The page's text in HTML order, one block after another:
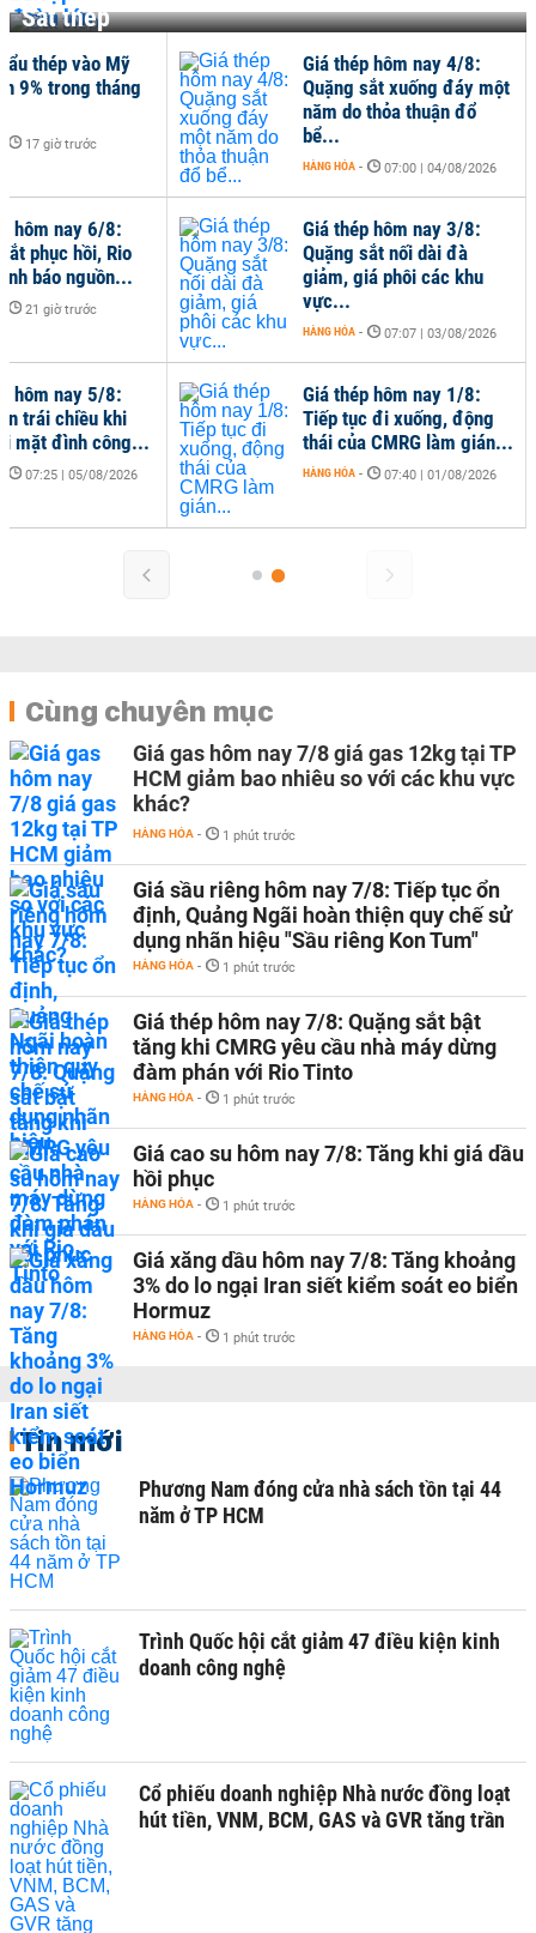
Sắt thép
thép vào Mỹ
9% trong tháng
17 giờ trước
hôm nay 6/8:
phục hồi, Rio
báo nguồn...
21 giờ trước
hôm nay 5/8:
trái chiều khi
mặt đình công...
07:25 | 05/08/2026
Giá thép hôm nay 4/8:
Quặng sắt xuống đáy một
năm do thỏa thuận đổ
bể...
HÀNG HÓA - 07:00 | 04/08/2026
Giá thép hôm nay 3/8:
Quặng sắt nối dài đà
giảm, giá phôi các khu
vực...
HÀNG HÓA - 07:07 | 03/08/2026
Giá thép hôm nay 1/8:
Tiếp tục đi xuống, động
thái của CMRG làm gián...
HÀNG HÓA - 07:40 | 01/08/2026
Cùng chuyên mục
Giá gas hôm nay 7/8 giá gas 12kg tại TP
HCM giảm bao nhiêu so với các khu vực
khác?
HÀNG HÓA - 1 phút trước
Giá sầu riêng hôm nay 7/8: Tiếp tục ổn
định, Quảng Ngãi hoàn thiện quy chế sử
dụng nhãn hiệu "Sầu riêng Kon Tum"
HÀNG HÓA - 1 phút trước
Giá thép hôm nay 7/8: Quặng sắt bật
tăng khi CMRG yêu cầu nhà máy dừng
đàm phán với Rio Tinto
HÀNG HÓA - 1 phút trước
Giá cao su hôm nay 7/8: Tăng khi giá dầu
hồi phục
HÀNG HÓA - 1 phút trước
Giá xăng dầu hôm nay 7/8: Tăng khoảng
3% do lo ngại Iran siết kiểm soát eo biển
Hormuz
HÀNG HÓA - 1 phút trước
Tin mới
Phương Nam đóng cửa nhà sách tồn tại 44
năm ở TP HCM
Trình Quốc hội cắt giảm 47 điều kiện kinh
doanh công nghệ
Cổ phiếu doanh nghiệp Nhà nước đồng loạt
hút tiền, VNM, BCM, GAS và GVR tăng trần